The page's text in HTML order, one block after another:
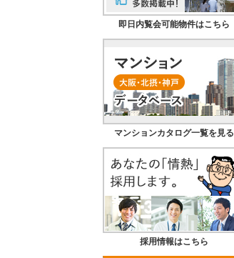
即日内覧会可能物件はこちら
マンションカタログ一覧を見る
採用情報はこちら